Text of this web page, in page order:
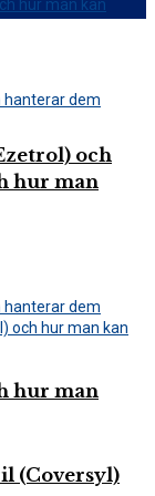
hur man
(Coversyl)
och
hur man